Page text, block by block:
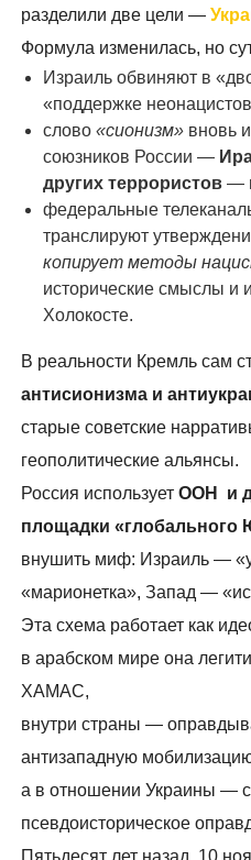
разделили две цели —
Формула изменилась, но
Израиль обвиняют в
«поддержке
слово«сионизм» вновь
союзников России —
других террористов —
федеральные
транслируют
копирует методы
исторические смыслы и
Холокосте.
В реальности Кремль сам
антисионизма и
старые советские
геополитические альянсы.
Россия используетООН и
площадки «глобального
внушить миф: Израиль —
«марионетка», Запад —
Эта схема работает как
в арабском мире она
ХАМАС,
внутри страны —
антизападную
а в отношении Украины —
псевдоисторическое